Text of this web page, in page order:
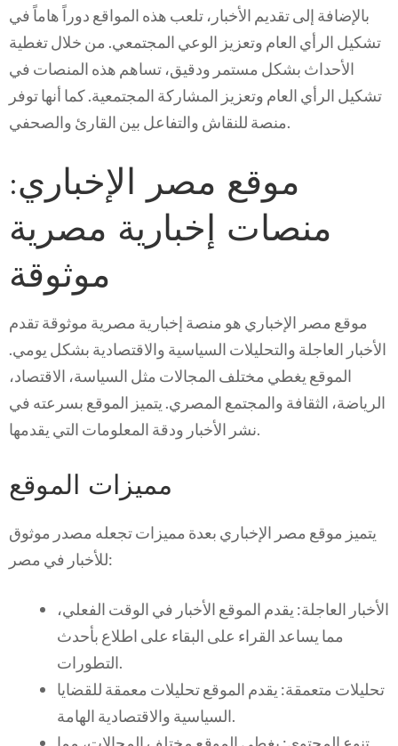
بالإضافة إلى تقديم الأخبار، تلعب هذه المواقع دوراً هاماً في
تشكيل الرأي العام وتعزيز الوعي المجتمعي. من خلال تغطية
الأحداث بشكل مستمر ودقيق، تساهم هذه المنصات في
تشكيل الرأي العام وتعزيز المشاركة المجتمعية. كما أنها توفر
منصة للنقاش والتفاعل بين القارئ والصحفي.
موقع مصر الإخباري:
منصات إخبارية مصرية
موثوقة
موقع مصر الإخباري هو منصة إخبارية مصرية موثوقة تقدم
الأخبار العاجلة والتحليلات السياسية والاقتصادية بشكل يومي.
الموقع يغطي مختلف المجالات مثل السياسة، الاقتصاد،
الرياضة، الثقافة والمجتمع المصري. يتميز الموقع بسرعته في
نشر الأخبار ودقة المعلومات التي يقدمها.
مميزات الموقع
يتميز موقع مصر الإخباري بعدة مميزات تجعله مصدر موثوق
للأخبار في مصر:
الأخبار العاجلة: يقدم الموقع الأخبار في الوقت الفعلي،
مما يساعد القراء على البقاء على اطلاع بأحدث
التطورات.
تحليلات متعمقة: يقدم الموقع تحليلات معمقة للقضايا
السياسية والاقتصادية الهامة.